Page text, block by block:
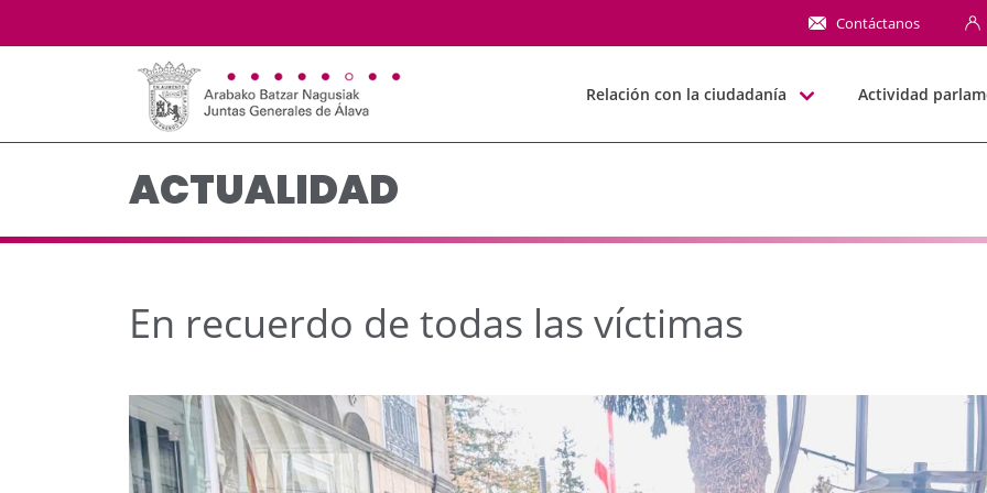
En recuerdo de todas las víctimas - JJGG-
Contáctanos
Relación con la ciudadanía Actividad
ACTUALIDAD
En recuerdo de todas las víctimas